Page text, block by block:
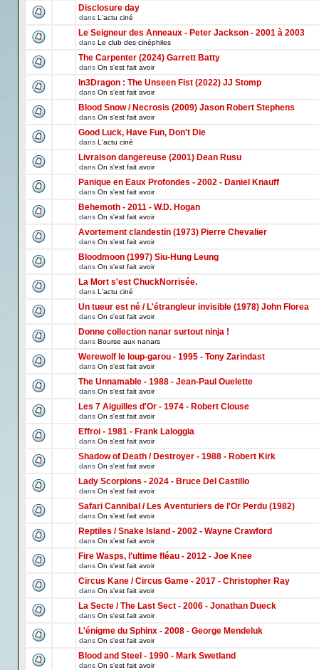
Disclosure day
dans L'actu ciné
Le Seigneur des Anneaux - Peter Jackson - 2001 à 2003
dans Le club des cinéphiles
The Carpenter (2024) Garrett Batty
dans On s'est fait avoir
In3Dragon : The Unseen Fist (2022) JJ Stomp
dans On s'est fait avoir
Blood Snow / Necrosis (2009) Jason Robert Stephens
dans On s'est fait avoir
Good Luck, Have Fun, Don't Die
dans L'actu ciné
Livraison dangereuse (2001) Dean Rusu
dans On s'est fait avoir
Panique en Eaux Profondes - 2002 - Daniel Knauff
dans On s'est fait avoir
Behemoth - 2011 - W.D. Hogan
dans On s'est fait avoir
Avortement clandestin (1973) Pierre Chevalier
dans On s'est fait avoir
Bloodmoon (1997) Siu-Hung Leung
dans On s'est fait avoir
La Mort s'est ChuckNorrisée.
dans L'actu ciné
Un tueur est né / L'étrangleur invisible (1978) John Florea
dans On s'est fait avoir
Donne collection nanar surtout ninja !
dans Bourse aux nanars
Werewolf le loup-garou - 1995 - Tony Zarindast
dans On s'est fait avoir
The Unnamable - 1988 - Jean-Paul Ouelette
dans On s'est fait avoir
Les 7 Aiguilles d'Or - 1974 - Robert Clouse
dans On s'est fait avoir
Effroi - 1981 - Frank Laloggia
dans On s'est fait avoir
Shadow of Death / Destroyer - 1988 - Robert Kirk
dans On s'est fait avoir
Lady Scorpions - 2024 - Bruce Del Castillo
dans On s'est fait avoir
Safari Cannibal / Les Aventuriers de l'Or Perdu (1982)
dans On s'est fait avoir
Reptiles / Snake Island - 2002 - Wayne Crawford
dans On s'est fait avoir
Fire Wasps, l'ultime fléau - 2012 - Joe Knee
dans On s'est fait avoir
Circus Kane / Circus Game - 2017 - Christopher Ray
dans On s'est fait avoir
La Secte / The Last Sect - 2006 - Jonathan Dueck
dans On s'est fait avoir
L'énigme du Sphinx - 2008 - George Mendeluk
dans On s'est fait avoir
Blood and Steel - 1990 - Mark Swetland
dans On s'est fait avoir